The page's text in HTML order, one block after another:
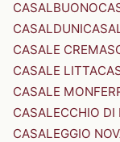
CASALBUONO
CASALDUNI
CASALE
CASALE LITTA
CASALE
CASALECCHIO DI
CASALEGGIO